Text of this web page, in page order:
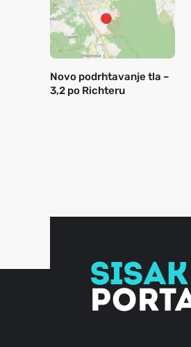
Novo podrhtavanje tla –
3,2 po Richteru